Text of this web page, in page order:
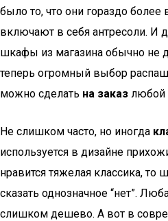
было то, что они гораздо более
включают в себя антресоли. И
шкафы из магазина обычно не
теперь огромный выбор
можно сделать на заказ любой
Не слишком часто, но иногда
используется в дизайне
нравится тяжелая классика, то
сказать однозначное “нет”.
слишком дешево. А вот в